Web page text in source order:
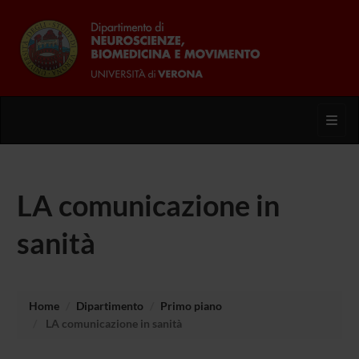
LA comunicazione in
sanità
Home Dipartimento
Primo piano
LA comunicazione in sanità